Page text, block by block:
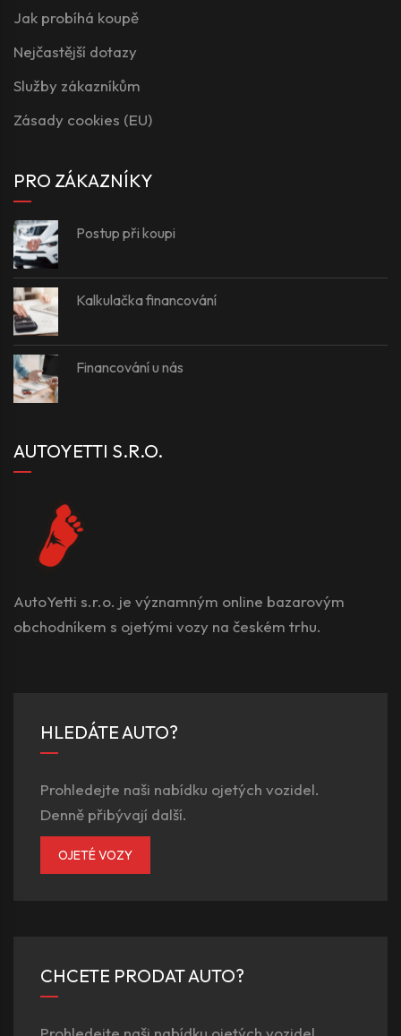
Jak probíhá koupě
Nejčastější dotazy
Služby zákazníkům
Zásady cookies (EU)
PRO ZÁKAZNÍKY
Postup při koupi
Kalkulačka financování
Financování u nás
AUTOYETTI S.R.O.
AutoYetti s.r.o. je významným online bazarovým
obchodníkem s ojetými vozy na českém trhu.
HLEDÁTE AUTO?
Prohledejte naši nabídku ojetých vozidel.
Denně přibývají další.
OJETÉ VOZY
CHCETE PRODAT AUTO?